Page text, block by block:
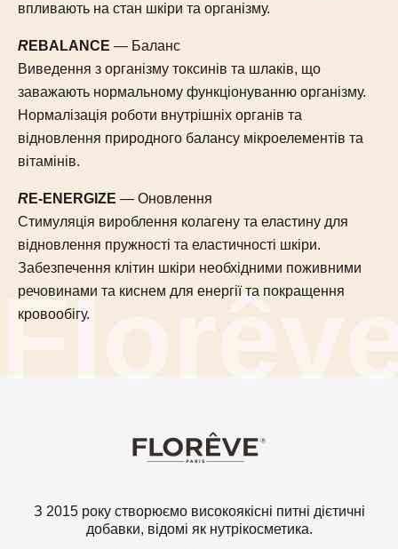
впливають на стан шкіри та організму.
REBALANCE — Баланс
Виведення з організму токсинів та шлаків, що
заважають нормальному функціонуванню організму.
Нормалізація роботи внутрішніх органів та
відновлення природного балансу мікроелементів та
вітамінів.
RE-ENERGIZE — Оновлення
Стимуляція вироблення колагену та еластину для
відновлення пружності та еластичності шкіри.
Забезпечення клітин шкіри необхідними поживними
речовинами та киснем для енергії та покращення
кровообігу.
З 2015 року створюємо високоякісні питні дієтичні
добавки, відомі як нутрікосметика.